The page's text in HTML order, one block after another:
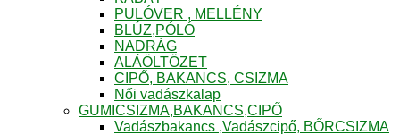
PULÓVER , MELLÉNY
BLÚZ,PÓLÓ
NADRÁG
ALÁÖLTÖZET
CIPŐ, BAKANCS, CSIZMA
Női vadászkalap
GUMICSIZMA,BAKANCS,CIPŐ
Vadászbakancs ,Vadászcipő, BŐRCSIZMA